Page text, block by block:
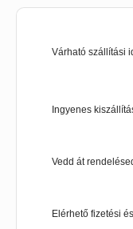
Várható szállítási
Ingyenes
Vedd át
Elérhető fizetési